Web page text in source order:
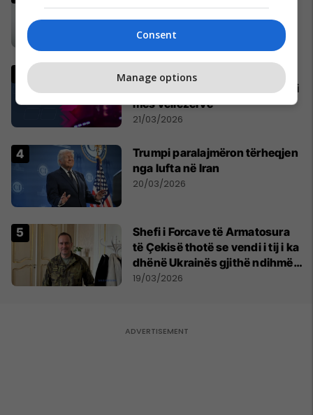
lufta zgjat më shumë se
gjashtë muaj, të gjitha
ekonomitë botërore do të
vuajnë
22/03/2026
Ngjarje e rëndë në Klinë,
përfundon me fatalitet konflikti
mes vëllezërve
21/03/2026
Trumpi paralajmëron tërheqjen
nga lufta në Iran
20/03/2026
Shefi i Forcave të Armatosura
të Çekisë thotë se vendi i tij i ka
dhënë Ukrainës gjithë ndihmën
ushtarake që mundi
19/03/2026
Consent
Manage options